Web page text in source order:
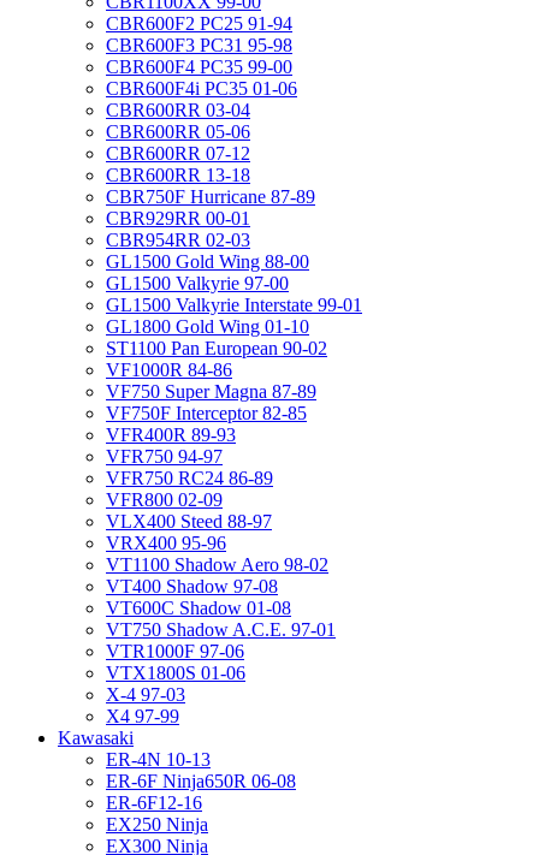
CBR600F2 PC25 91-94
CBR600F3 PC31 95-98
CBR600F4 PC35 99-00
CBR600F4i PC35 01-06
CBR600RR 03-04
CBR600RR 05-06
CBR600RR 07-12
CBR600RR 13-18
CBR750F Hurricane 87-89
CBR929RR 00-01
CBR954RR 02-03
GL1500 Gold Wing 88-00
GL1500 Valkyrie 97-00
GL1500 Valkyrie Interstate 99-01
GL1800 Gold Wing 01-10
ST1100 Pan European 90-02
VF1000R 84-86
VF750 Super Magna 87-89
VF750F Interceptor 82-85
VFR400R 89-93
VFR750 94-97
VFR750 RC24 86-89
VFR800 02-09
VLX400 Steed 88-97
VRX400 95-96
VT1100 Shadow Aero 98-02
VT400 Shadow 97-08
VT600C Shadow 01-08
VT750 Shadow A.C.E. 97-01
VTR1000F 97-06
VTX1800S 01-06
X-4 97-03
X4 97-99
Kawasaki
ER-4N 10-13
ER-6F Ninja650R 06-08
ER-6F12-16
EX250 Ninja
EX300 Ninja